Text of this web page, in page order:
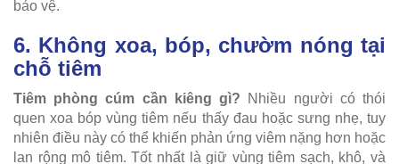
bảo vệ.
6. Không xoa, bóp, chườm nóng tại
chỗ tiêm
Tiêm phòng cúm cần kiêng gì? Nhiều người có thói
quen xoa bóp vùng tiêm nếu thấy đau hoặc sưng nhẹ, tuy
nhiên điều này có thể khiến phản ứng viêm nặng hơn hoặc
lan rộng mô tiêm. Tốt nhất là giữ vùng tiêm sạch, khô, và